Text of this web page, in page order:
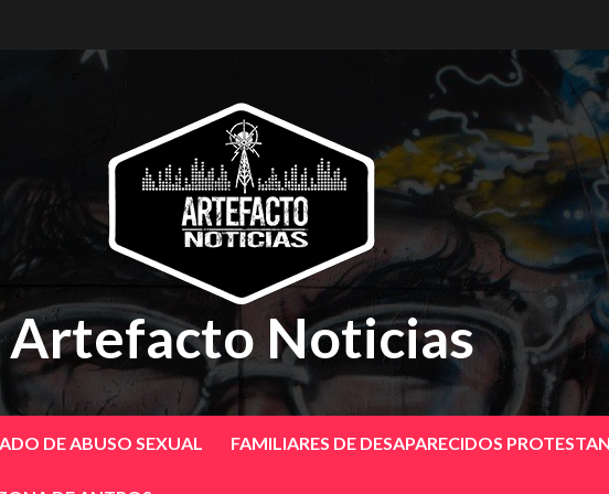
Artefacto Noticias
DE ABUSO SEXUAL FAMILIARES DE DESAPARECIDOS